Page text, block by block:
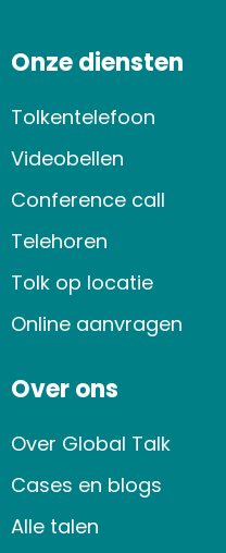
Onze diensten
Tolkentelefoon
Videobellen
Conference call
Telehoren
Tolk op locatie
Online aanvragen
Over ons
Over Global Talk
Cases en blogs
Alle talen